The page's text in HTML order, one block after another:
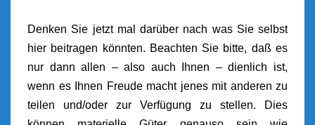
Denken Sie jetzt mal darüber nach was Sie selbst
hier beitragen könnten. Beachten Sie bitte, daß es
nur dann allen – also auch Ihnen – dienlich ist,
wenn es Ihnen Freude macht jenes mit anderen zu
teilen und/oder zur Verfügung zu stellen. Dies